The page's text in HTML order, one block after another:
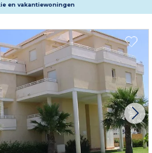
en vakantiewoningen